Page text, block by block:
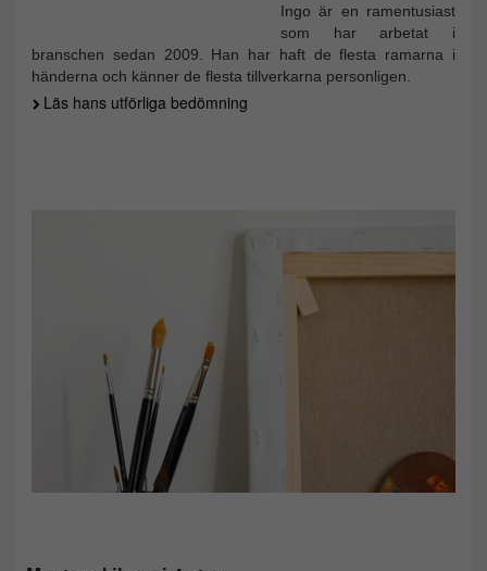
Ingo är en ramentusiast
som har arbetat i
branschen sedan 2009. Han har haft de flesta ramarna i
händerna och känner de flesta tillverkarna personligen.
Läs hans utförliga bedömning